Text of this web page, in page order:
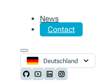
News
Contact
Deutschland
Follow us on Github
Follow us on Youtube
Follow us on
Follow us on